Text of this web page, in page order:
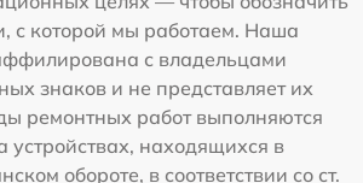
с которой мы работаем. Наша
с владельцами
знаков и не представляет их
ремонтных работ выполняются
устройствах, находящихся в
обороте, в соответствии со ст.